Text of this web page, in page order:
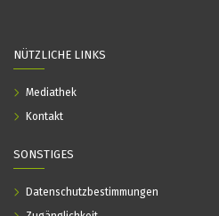
NÜTZLICHE LINKS
Mediathek
Kontakt
SONSTIGES
Datenschutzbestimmungen